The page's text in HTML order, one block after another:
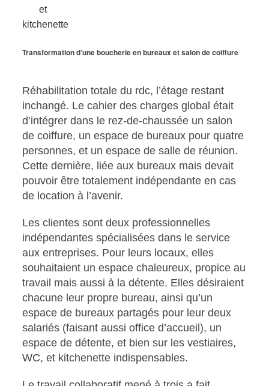
et
kitchenette
Transformation d’une boucherie en bureaux et salon de coiffure
Réhabilitation totale du rdc, l’étage restant
inchangé. Le cahier des charges global était
d’intégrer dans le rez-de-chaussée un salon
de coiffure, un espace de bureaux pour quatre
personnes, et un espace de salle de réunion.
Cette dernière, liée aux bureaux mais devait
pouvoir être totalement indépendante en cas
de location à l’avenir.
Les clientes sont deux professionnelles
indépendantes spécialisées dans le service
aux entreprises. Pour leurs locaux, elles
souhaitaient un espace chaleureux, propice au
travail mais aussi à la détente. Elles désiraient
chacune leur propre bureau, ainsi qu’un
espace de bureaux partagés pour leur deux
salariés (faisant aussi office d’accueil), un
espace de détente, et bien sur les vestiaires,
WC, et kitchenette indispensables.